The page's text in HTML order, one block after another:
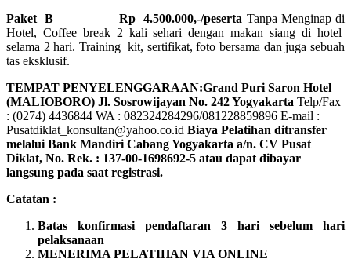
Paket B
Rp 4.500.000,-/peserta Tanpa Menginap di
Hotel, Coffee break 2 kali sehari dengan makan siang di hotel
selama 2 hari. Training kit, sertifikat, foto bersama dan juga sebuah
tas eksklusif.
TEMPAT PENYELENGGARAAN:Grand Puri Saron Hotel
(MALIOBORO) Jl. Sosrowijayan No. 242 Yogyakarta Telp/Fax
: (0274) 4436844 WA : 082324284296/081228859896 E-mail :
Pusatdiklat_konsultan@yahoo.co.id Biaya Pelatihan ditransfer
melalui Bank Mandiri Cabang Yogyakarta a/n. CV Pusat
Diklat, No. Rek. : 137-00-1698692-5 atau dapat dibayar
langsung pada saat registrasi.
Catatan :
Batas konfirmasi pendaftaran 3 hari sebelum hari
pelaksanaan
MENERIMA PELATIHAN VIA ONLINE